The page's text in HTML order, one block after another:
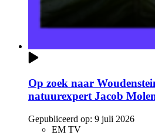
Op zoek naar
natuurexpert Jacob
Gepubliceerd op: 9 juli 2026
EM TV